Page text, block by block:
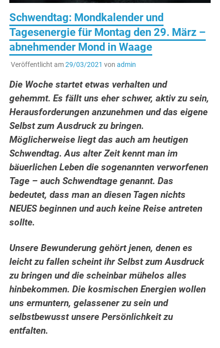
Schwendtag: Mondkalender und
Tagesenergie für Montag den 29. März –
abnehmender Mond in Waage
Veröffentlicht am29/03/2021 von admin
Die Woche startet etwas verhalten und
gehemmt. Es fällt uns eher schwer, aktiv zu sein,
Herausforderungen anzunehmen und das eigene
Selbst zum Ausdruck zu bringen.
Möglicherweise liegt das auch am heutigen
Schwendtag. Aus alter Zeit kennt man im
bäuerlichen Leben die sogenannten verworfenen
Tage – auch Schwendtage genannt. Das
bedeutet, dass man an diesen Tagen nichts
NEUES beginnen und auch keine Reise antreten
sollte.
Unsere Bewunderung gehört jenen, denen es
leicht zu fallen scheint ihr Selbst zum Ausdruck
zu bringen und die scheinbar mühelos alles
hinbekommen. Die kosmischen Energien wollen
uns ermuntern, gelassener zu sein und
selbstbewusst unsere Persönlichkeit zu
entfalten.